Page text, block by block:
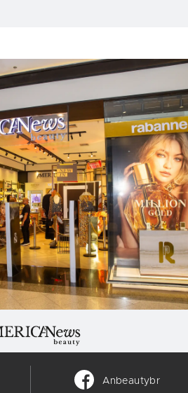
Anbeautybr